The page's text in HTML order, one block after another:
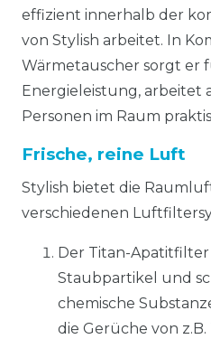
effizient innerhalb der
von Stylish arbeitet. In
Wärmetauscher sorgt er
Energieleistung, arbeitet
Personen im Raum
Frische, reine Luft
Stylish bietet die
verschiedenen
Der Titan-
Staubpartikel und
chemische
die Gerüche von